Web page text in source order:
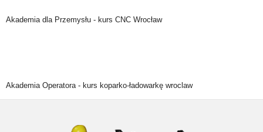
Akademia dla Przemysłu - kurs CNC Wrocław
Akademia Operatora - kurs koparko-ładowarkę wroclaw